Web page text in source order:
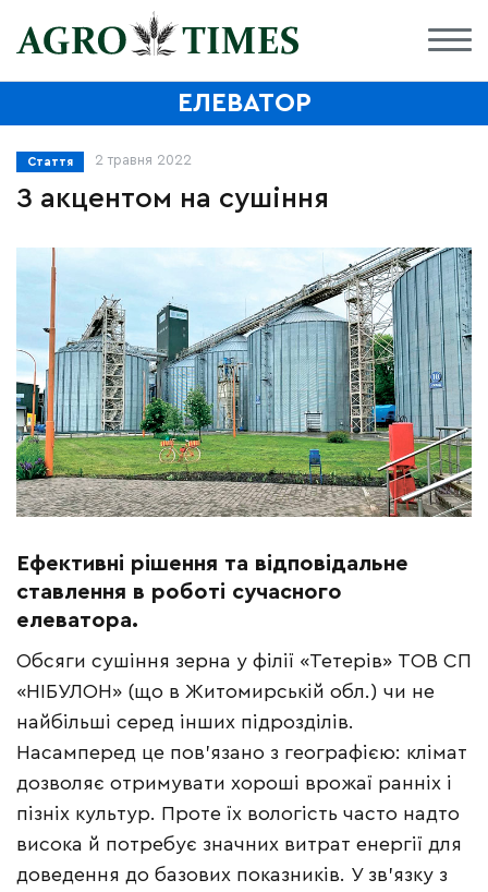
ЕЛЕВАТОР
Стаття 2 травня 2022
З акцентом на сушіння
Ефективні рішення та відповідальне
ставлення в роботі сучасного
елеватора.
Обсяги сушіння зерна у філії «Тетерів» ТОВ СП
«НІБУЛОН» (що в Житомирській обл.) чи не
найбільші серед інших підрозділів.
Насамперед це пов’язано з географією: клімат
дозволяє отримувати хороші врожаї ранніх і
пізніх культур. Проте їх вологість часто надто
висока й потребує значних витрат енергії для
доведення до базових показників. У зв’язку з